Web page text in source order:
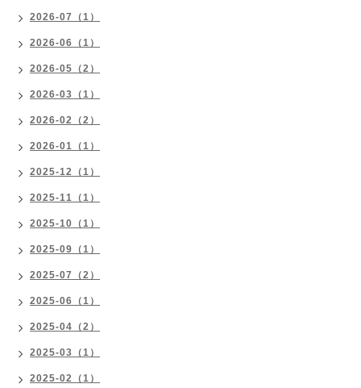
2026-07（1）
2026-06（1）
2026-05（2）
2026-03（1）
2026-02（2）
2026-01（1）
2025-12（1）
2025-11（1）
2025-10（1）
2025-09（1）
2025-07（2）
2025-06（1）
2025-04（2）
2025-03（1）
2025-02（1）